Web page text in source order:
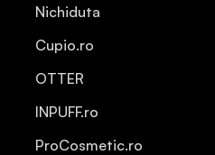
Nichiduta
Cupio.ro
OTTER
INPUFF.ro
ProCosmetic.ro